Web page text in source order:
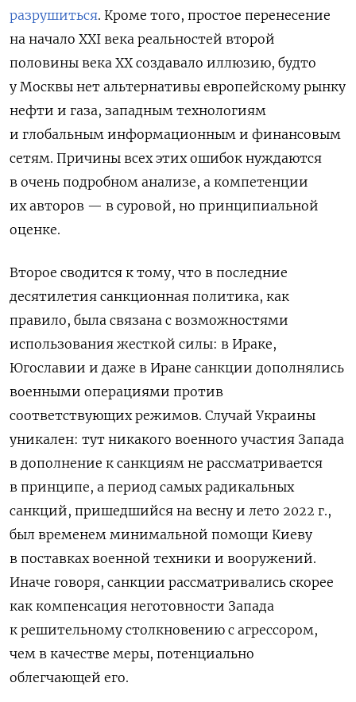
разрушиться. Кроме того, простое перенесение
на начало XXI века реальностей второй
половины века ХХ создавало иллюзию, будто
у Москвы нет альтернативы европейскому рынку
нефти и газа, западным технологиям
и глобальным информационным и финансовым
сетям. Причины всех этих ошибок нуждаются
в очень подробном анализе, а компетенции
их авторов — в суровой, но принципиальной
оценке.
Второе сводится к тому, что в последние
десятилетия санкционная политика, как
правило, была связана с возможностями
использования жесткой силы: в Ираке,
Югославии и даже в Иране санкции дополнялись
военными операциями против
соответствующих режимов. Случай Украины
уникален: тут никакого военного участия Запада
в дополнение к санкциям не рассматривается
в принципе, а период самых радикальных
санкций, пришедшийся на весну и лето 2022 г.,
был временем минимальной помощи Киеву
в поставках военной техники и вооружений.
Иначе говоря, санкции рассматривались скорее
как компенсация неготовности Запада
к решительному столкновению с агрессором,
чем в качестве меры, потенциально
облегчающей его.